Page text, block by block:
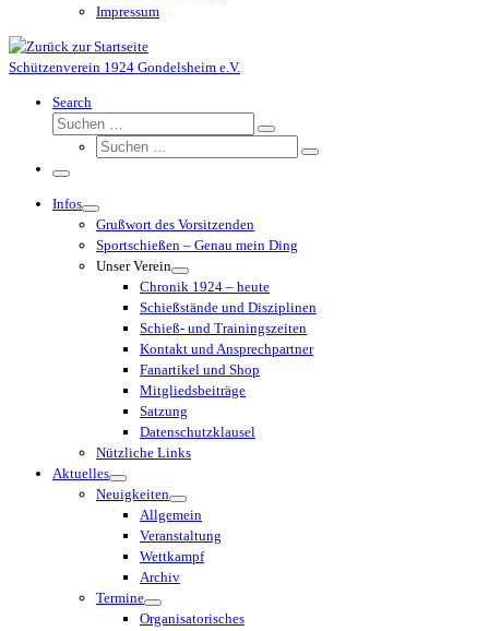
Impressum
Schützenverein 1924 Gondelsheim e.V.
Search
Suche
Suchen …
Suche
Suchen …
Menü
Infos
Grußwort des Vorsitzenden
Sportschießen – Genau mein Ding
Unser Verein
Chronik 1924 – heute
Schießstände und Disziplinen
Schieß- und Trainingszeiten
Kontakt und Ansprechpartner
Fanartikel und Shop
Mitgliedsbeiträge
Satzung
Datenschutzklausel
Nützliche Links
Aktuelles
Neuigkeiten
Allgemein
Veranstaltung
Wettkampf
Archiv
Termine
Organisatorisches